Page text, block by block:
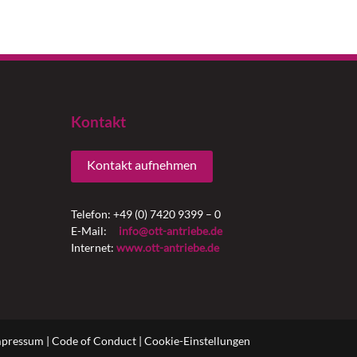
Kontakt
Kontakt aufnehmen
Telefon: +49 (0) 7420 9399 – 0
E-Mail: info@ott-antriebe.de
Internet:www.ott-antriebe.de
Code of Conduct| Cookie-Einstellungen